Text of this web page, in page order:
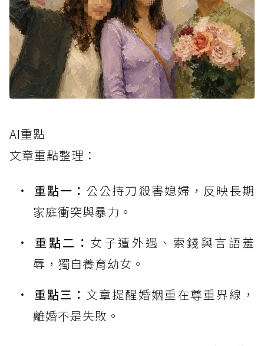
AI重點
文章重點整理：
重點一： 公公持刀殺害媳婦，反映長期
家庭衝突與暴力。
重點二： 女子遭外遇、索錢與言語羞
辱，獨自養育幼女。
重點三： 文章提醒婚姻重在尊重界線，
離婚不是失敗。